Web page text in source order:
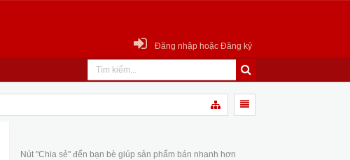
Đăng nhập hoặc Đăng ký
Nút "Chia sẻ" đến bạn bè giúp sản phẩm bán nhanh hơn